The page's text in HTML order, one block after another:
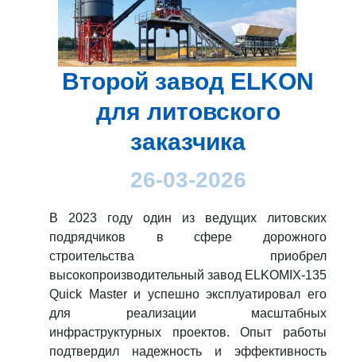
Второй завод ELKON
для литовского
заказчика
26-03-2026
В 2023 году один из ведущих литовских
подрядчиков в сфере дорожного
строительства приобрел
высокопроизводительный завод ELKOMIX-135
Quick Master и успешно эксплуатировал его
для реализации масштабных
инфраструктурных проектов. Опыт работы
подтвердил надежность и эффективность